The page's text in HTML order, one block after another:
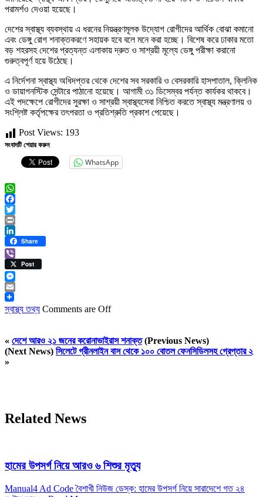
পরামর্শও দেওয়া হয়েছে।
দেশের স্বাস্থ্য ব্যবস্থায় এ ধরনের নিয়ন্ত্রণমূলক উদ্যোগ রোগীদের আর্থিক বোঝা কমানো
এবং ডেঙ্গু রোগ শনাক্তকরণে সহায়ক হবে বলে মনে করা হচ্ছে। বিশেষ করে ঢাকার মতো
বড় শহরসহ দেশের প্রত্যন্ত এলাকায় দ্রুত ও সাশ্রয়ী মূল্যে ডেঙ্গু পরীক্ষা করানো
গুরুত্বপূর্ণ হয়ে উঠেছে।
এ নির্দেশনা স্বাস্থ্য অধিদপ্তর থেকে দেশের সব সরকারি ও বেসরকারি হাসপাতাল, ক্লিনিক
ও ডায়াগনস্টিক সেন্টারে পাঠানো হয়েছে। আগামী ৩১ ডিসেম্বর পর্যন্ত কার্যকর থাকবে।
এই পদক্ষেপে রোগীদের সুরক্ষা ও সাশ্রয়ী স্বাস্থ্যসেবা নিশ্চিত করতে স্বাস্থ্য মন্ত্রণালয় ও
সংশ্লিষ্ট কর্তৃপক্ষের তৎপরতা ও প্রতিশ্রুতি প্রকাশ পেয়েছে।
Post Views: 193
সংবাদটি শেয়ার করুন
WhatsApp
WhatsApp
Facebook
Twitter
Print
LinkedIn
Share
ViberPost
Messenger
Email
স্বাস্থ্য তথ্য Comments are Off
« দেশে আরও ২১ জনের করোনাভাইরাস শনাক্ত(Previous News)
(Next News) সিলেটে গ্রীনলাইন বাস থেকে ১০০ বোতল ফেনসিডিলসহ গ্রেপ্তার ২
»
Related News
হামের উপসর্গ নিয়ে আরও ৬ শিশুর মৃত্যু
Manual4 Ad Code বৈশাখী নিউজ ডেস্ক: হামের উপসর্গ নিয়ে সারাদেশে গত ২৪